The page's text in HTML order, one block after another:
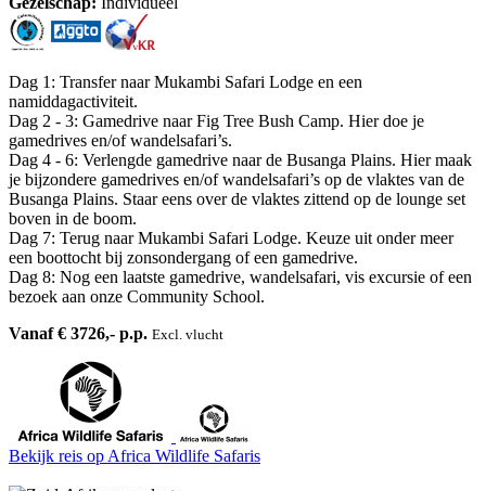
Dag 1: Transfer naar Mukambi Safari Lodge en een
namiddagactiviteit.
Dag 2 - 3: Gamedrive naar Fig Tree Bush Camp. Hier doe je
gamedrives en/of wandelsafari’s.
Dag 4 - 6: Verlengde gamedrive naar de Busanga Plains. Hier maak
je bijzondere gamedrives en/of wandelsafari’s op de vlaktes van de
Busanga Plains. Staar eens over de vlaktes zittend op de lounge set
boven in de boom.
Dag 7: Terug naar Mukambi Safari Lodge. Keuze uit onder meer
een boottocht bij zonsondergang of een gamedrive.
Dag 8: Nog een laatste gamedrive, wandelsafari, vis excursie of een
bezoek aan onze Community School.
Vanaf € 3726,- p.p. Excl. vlucht
Bekijk reis op Africa Wildlife Safaris